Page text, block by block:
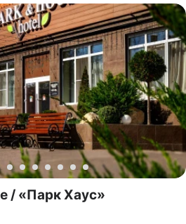
/ «Парк Хаус»